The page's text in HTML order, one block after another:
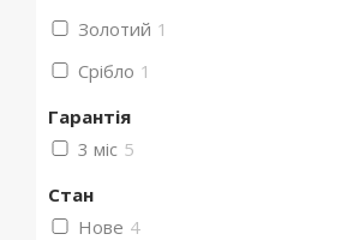
Золотий 1
Срібло 1
Гарантія
3 міс 5
Стан
Нове 4